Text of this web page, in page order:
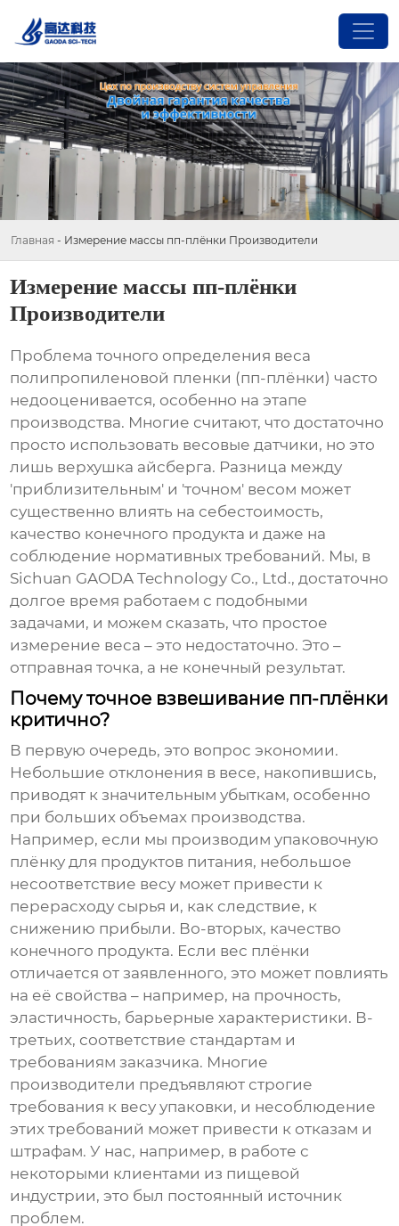
Главная - Измерение массы пп-плёнки Производители
Измерение массы пп-плёнки
Производители
Проблема точного определения веса
полипропиленовой пленки (пп-плёнки) часто
недооценивается, особенно на этапе
производства. Многие считают, что достаточно
просто использовать весовые датчики, но это
лишь верхушка айсберга. Разница между
'приблизительным' и 'точном' весом может
существенно влиять на себестоимость,
качество конечного продукта и даже на
соблюдение нормативных требований. Мы, в
Sichuan GAODA Technology Co., Ltd., достаточно
долгое время работаем с подобными
задачами, и можем сказать, что простое
измерение веса – это недостаточно. Это –
отправная точка, а не конечный результат.
Почему точное взвешивание пп-плёнки
критично?
В первую очередь, это вопрос экономии.
Небольшие отклонения в весе, накопившись,
приводят к значительным убыткам, особенно
при больших объемах производства.
Например, если мы производим упаковочную
плёнку для продуктов питания, небольшое
несоответствие весу может привести к
перерасходу сырья и, как следствие, к
снижению прибыли. Во-вторых, качество
конечного продукта. Если вес плёнки
отличается от заявленного, это может повлиять
на её свойства – например, на прочность,
эластичность, барьерные характеристики. В-
третьих, соответствие стандартам и
требованиям заказчика. Многие
производители предъявляют строгие
требования к весу упаковки, и несоблюдение
этих требований может привести к отказам и
штрафам. У нас, например, в работе с
некоторыми клиентами из пищевой
индустрии, это был постоянный источник
проблем.